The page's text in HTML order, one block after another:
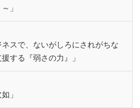
」
ネスで、ないがしろにされがちな
する『弱さの力』」
」